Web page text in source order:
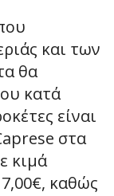
και των
θα
κατά
είναι
στα
κιμά
καθώς